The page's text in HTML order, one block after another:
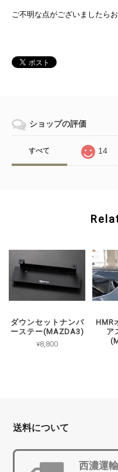
ご不明な点がございましたら
ショップの評価
すべて 14
ダウンセットナンバ
ーステー(MAZDA3)
¥8,800
HMR
ア
送料について
西濃運